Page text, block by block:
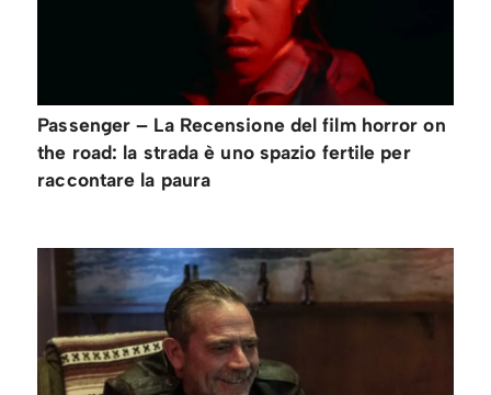
Passenger – La Recensione del film horror on
the road: la strada è uno spazio fertile per
raccontare la paura